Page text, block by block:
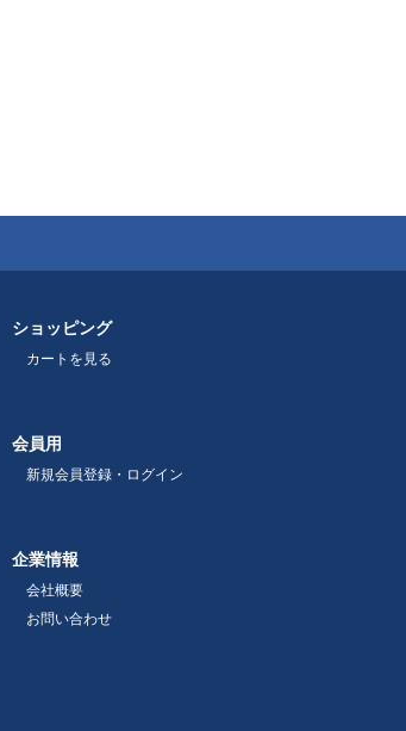
ショッピング
カートを見る
会員用
新規会員登録・ログイン
企業情報
会社概要
お問い合わせ